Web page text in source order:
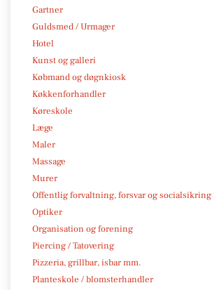
Gartner
Guldsmed / Urmager
Hotel
Kunst og galleri
Købmand og døgnkiosk
Køkkenforhandler
Køreskole
Læge
Maler
Massage
Murer
Offentlig forvaltning, forsvar og socialsikring
Optiker
Organisation og forening
Piercing / Tatovering
Pizzeria, grillbar, isbar mm.
Planteskole / blomsterhandler